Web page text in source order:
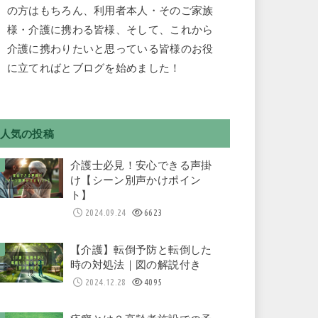
の方はもちろん、利用者本人・そのご家族
様・介護に携わる皆様、そして、これから
介護に携わりたいと思っている皆様のお役
に立てればとブログを始めました！
人気の投稿
介護士必見！安心できる声掛
け【シーン別声かけポイン
ト】
2024.09.24 6623
【介護】転倒予防と転倒した
時の対処法｜図の解説付き
2024.12.28 4095